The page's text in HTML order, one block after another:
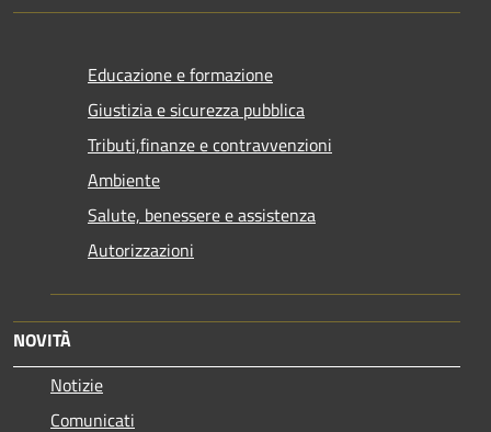
Educazione e formazione
Giustizia e sicurezza pubblica
Tributi,finanze e contravvenzioni
Ambiente
Salute, benessere e assistenza
Autorizzazioni
NOVITÀ
Notizie
Comunicati